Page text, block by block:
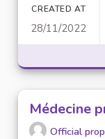
CREATED AT
28/11/2022
Médecine
Official